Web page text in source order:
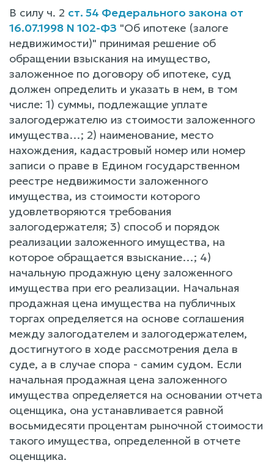
В силу ч. 2 ст. 54 Федерального закона от
16.07.1998 N 102-ФЗ "Об ипотеке (залоге
недвижимости)" принимая решение об
обращении взыскания на имущество,
заложенное по договору об ипотеке, суд
должен определить и указать в нем, в том
числе: 1) суммы, подлежащие уплате
залогодержателю из стоимости заложенного
имущества…; 2) наименование, место
нахождения, кадастровый номер или номер
записи о праве в Едином государственном
реестре недвижимости заложенного
имущества, из стоимости которого
удовлетворяются требования
залогодержателя; 3) способ и порядок
реализации заложенного имущества, на
которое обращается взыскание…; 4)
начальную продажную цену заложенного
имущества при его реализации. Начальная
продажная цена имущества на публичных
торгах определяется на основе соглашения
между залогодателем и залогодержателем,
достигнутого в ходе рассмотрения дела в
суде, а в случае спора - самим судом. Если
начальная продажная цена заложенного
имущества определяется на основании отчета
оценщика, она устанавливается равной
восьмидесяти процентам рыночной стоимости
такого имущества, определенной в отчете
оценщика.